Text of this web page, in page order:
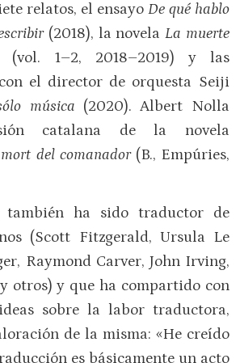
relatos, el ensayo De qué hablo
(2018), la novela La muerte
1–2, 2018–2019) y las
el director de orquesta Seiji
música (2020). Albert Nolla
catalana de la novela
del comanador (B., Empúries,
también ha sido traductor de
(Scott Fitzgerald, Ursula Le
Raymond Carver, John Irving,
otros) y que ha compartido con
sobre la labor traductora,
de la misma: «He creído
es básicamente un acto